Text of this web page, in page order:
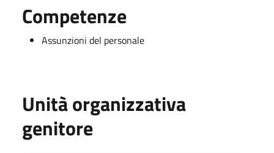
Competenze
Assunzioni del personale
Unità organizzativa
genitore